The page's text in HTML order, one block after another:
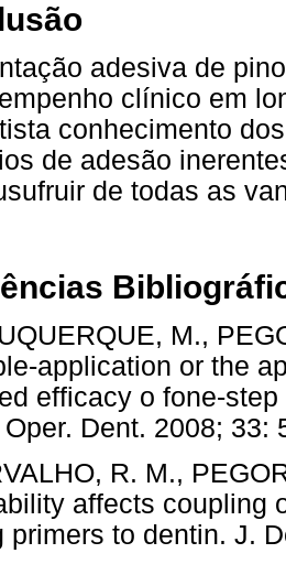
adesiva de
clínico em
conhecimento
de adesão
de todas as
M.,
application or the
efficacy o fone-
Oper. Dent. 2008;
R. M.,
affects coupling
primers to dentin. J.